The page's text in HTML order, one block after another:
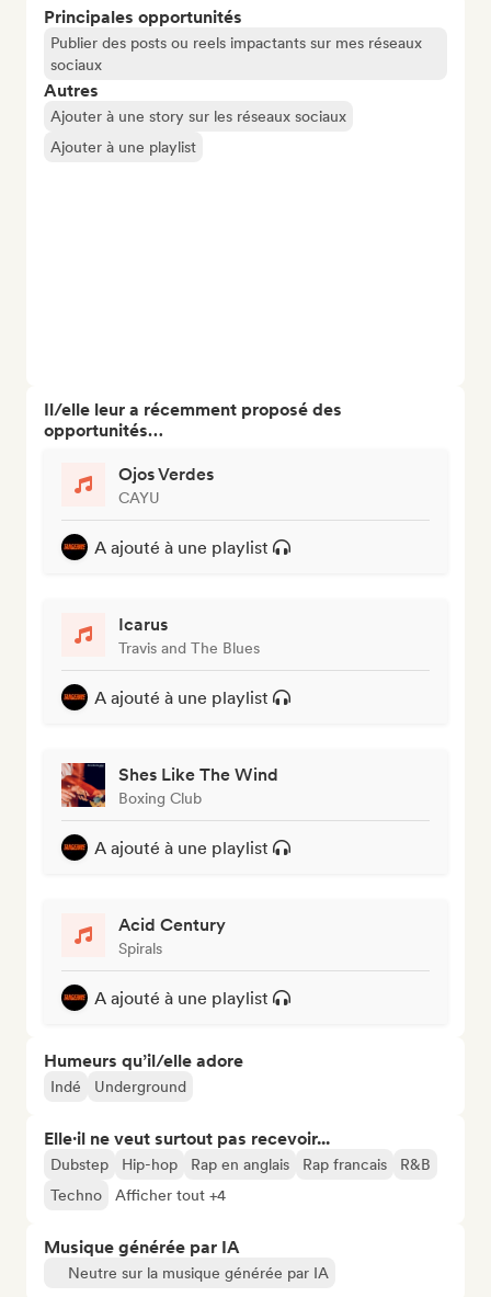
Principales opportunités
Publier des posts ou reels impactants sur mes réseaux
sociaux
Autres
Ajouter à une story sur les réseaux sociaux
Ajouter à une playlist
Il/elle leur a récemment proposé des
opportunités…
Ojos Verdes
CAYU
A ajouté à une playlist
Icarus
Travis and The Blues
A ajouté à une playlist
Shes Like The Wind
Boxing Club
A ajouté à une playlist
Acid Century
Spirals
A ajouté à une playlist
Humeurs qu’il/elle adore
Indé Underground
Elle·il ne veut surtout pas recevoir...
Dubstep Hip-hop Rap en anglais Rap francais
R&B
Techno
Afficher tout +4
Musique générée par IA
Neutre sur la musique générée par IA